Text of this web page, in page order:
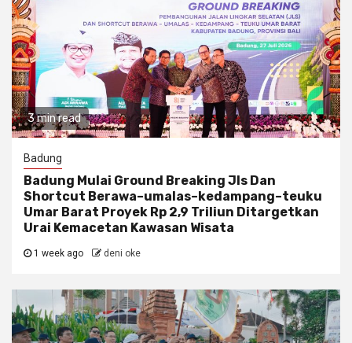
3 min read
Badung
Badung Mulai Ground Breaking Jls Dan
Shortcut Berawa–umalas–kedampang–teuku
Umar Barat Proyek Rp 2,9 Triliun Ditargetkan
Urai Kemacetan Kawasan Wisata
1 week ago deni oke